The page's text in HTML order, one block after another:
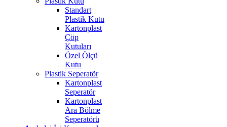
Standart
Plastik Kutu
Kartonplast
Çöp
Kutuları
Özel Ölçü
Kutu
Plastik Seperatör
Kartonplast
Seperatör
Kartonplast
Ara Bölme
Seperatörü